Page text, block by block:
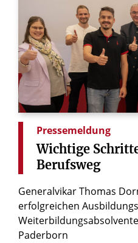
Pressemeldung
Wichtige
Berufsweg
Generalvikar Thomas
erfolgreichen
Paderborn